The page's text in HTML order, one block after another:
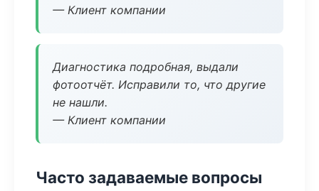
— Клиент компании
Диагностика подробная, выдали
фотоотчёт. Исправили то, что другие
не нашли.
— Клиент компании
Часто задаваемые вопросы